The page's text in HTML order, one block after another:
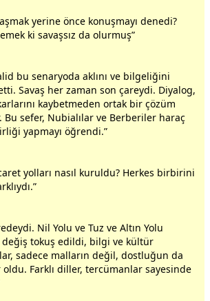
yerine önce konuşmayı denedi?
ki savaşsız da olurmuş”
bu senaryoda aklını ve bilgeliğini
Savaş her zaman son çareydi. Diyalog,
kaybetmeden ortak bir çözüm
Bu sefer, Nubialılar ve Berberiler haraç
yapmayı öğrendi.”
yolları nasıl kuruldu? Herkes birbirini
Nil Yolu ve Tuz ve Altın Yolu
tokuş edildi, bilgi ve kültür
sadece malların değil, dostluğun da
Farklı diller, tercümanlar sayesinde